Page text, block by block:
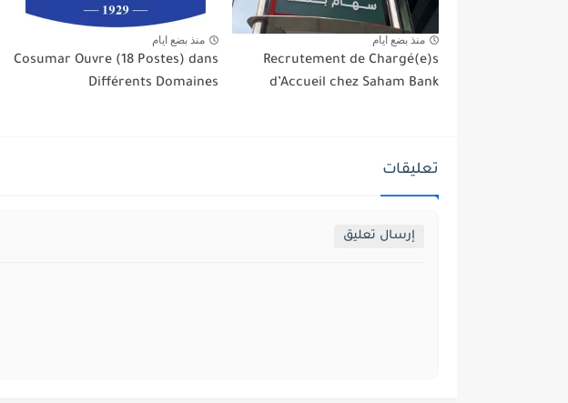
منذ بضع ايام
Recrutement de Chargé(e)s
d’Accueil chez Saham Bank
منذ بضع ايام
Cosumar Ouvre (18 Postes) dans
Différents Domaines
تعليقات
إرسال تعليق